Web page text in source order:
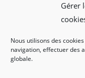
Gérer
Nous utilisons des
navigation, effectuer des
globale.